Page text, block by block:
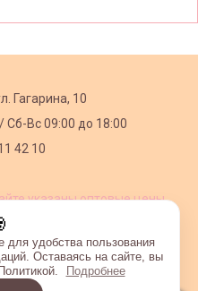
Гагарина, 10
Сб-Вс 09:00 до 18:00
42 10
указаны оптовые цены,
удобства пользования
Оставаясь на сайте, вы
Подробнее